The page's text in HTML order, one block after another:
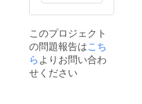
このプロジェクト
の問題報告はこち
ら よりお問い合わ
せください